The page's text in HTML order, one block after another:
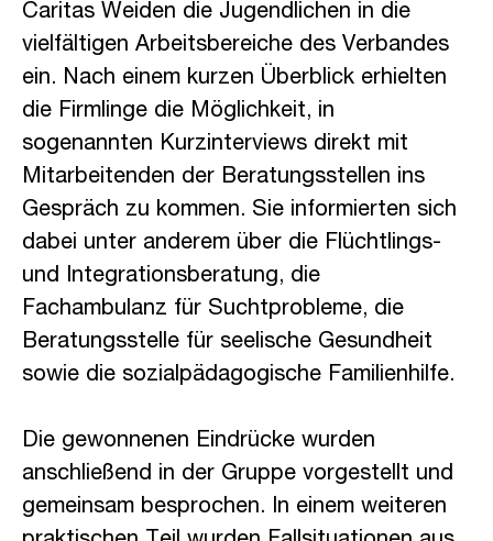
Caritas Weiden die Jugendlichen in die
vielfältigen Arbeitsbereiche des Verbandes
ein. Nach einem kurzen Überblick erhielten
die Firmlinge die Möglichkeit, in
sogenannten Kurzinterviews direkt mit
Mitarbeitenden der Beratungsstellen ins
Gespräch zu kommen. Sie informierten sich
dabei unter anderem über die Flüchtlings-
und Integrationsberatung, die
Fachambulanz für Suchtprobleme, die
Beratungsstelle für seelische Gesundheit
sowie die sozialpädagogische Familienhilfe.
Die gewonnenen Eindrücke wurden
anschließend in der Gruppe vorgestellt und
gemeinsam besprochen. In einem weiteren